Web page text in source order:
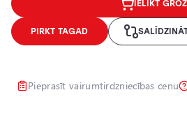
IELIKT
PIRKT TAGAD
Pieprasīt vairumtirdzniecības cenu
Lukturu
pulēšana
uzstādīšana